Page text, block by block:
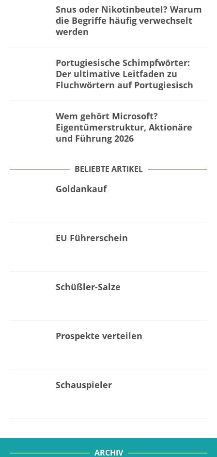
Snus oder Nikotinbeutel? Warum
die Begriffe häufig verwechselt
werden
Portugiesische Schimpfwörter:
Der ultimative Leitfaden zu
Fluchwörtern auf Portugiesisch
Wem gehört Microsoft?
Eigentümerstruktur, Aktionäre
und Führung 2026
BELIEBTE ARTIKEL
Goldankauf
EU Führerschein
Schüßler-Salze
Prospekte verteilen
Schauspieler
ARCHIV